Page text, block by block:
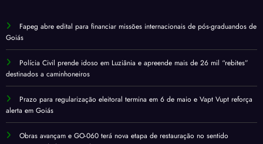
Fapeg abre edital para financiar missões internacionais de pós-graduandos de
Goiás
Polícia Civil prende idoso em Luziânia e apreende mais de 26 mil “rebites”
destinados a caminhoneiros
Prazo para regularização eleitoral termina em 6 de maio e Vapt Vupt reforça
alerta em Goiás
Obras avançam e GO-060 terá nova etapa de restauração no sentido